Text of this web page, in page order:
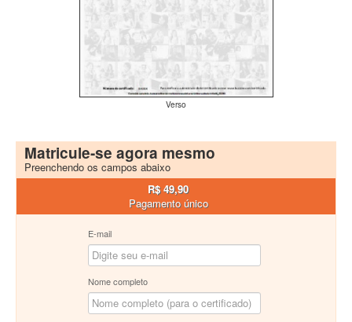
Verso
Matricule-se agora mesmo
Preenchendo os campos abaixo
R$ 49,90
Pagamento único
E-mail
Nome completo